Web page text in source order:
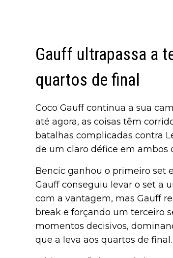
Gauff ultrapassa a
quartos de final
Coco Gauff continua a sua
até agora, as coisas têm
batalhas complicadas contra
de um claro défice em ambos
Bencic ganhou o primeiro set
Gauff conseguiu levar o set a
com a vantagem, mas Gauff
break e forçando um terceiro
momentos decisivos,
que a leva aos quartos de final.